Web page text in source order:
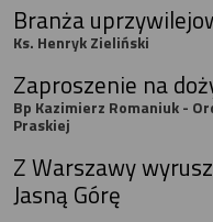
Branża
Ks. Henryk Zieliński
Zaproszenie na
Bp Kazimierz Romaniuk -
Praskiej
Z Warszawy
Jasną Górę